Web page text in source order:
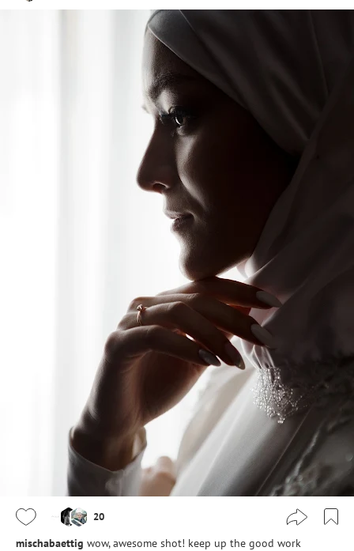
20
mischabaettig wow, awesome shot! keep up the good work